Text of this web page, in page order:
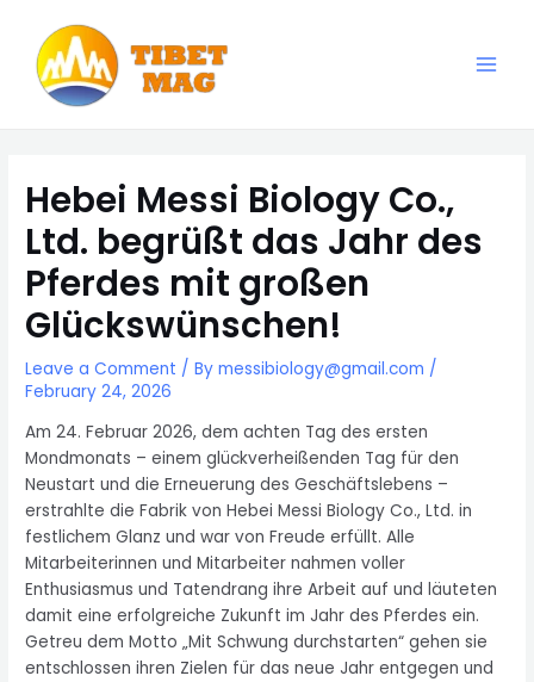
content
Hebei Messi Biology Co.,
Ltd. begrüßt das Jahr des
Pferdes mit großen
Glückswünschen!
Leave a Comment / Bymessibiology@gmail.com /
February 24, 2026
Am 24. Februar 2026, dem achten Tag des ersten
Mondmonats – einem glückverheißenden Tag für den
Neustart und die Erneuerung des Geschäftslebens –
erstrahlte die Fabrik von Hebei Messi Biology Co., Ltd. in
festlichem Glanz und war von Freude erfüllt. Alle
Mitarbeiterinnen und Mitarbeiter nahmen voller
Enthusiasmus und Tatendrang ihre Arbeit auf und läuteten
damit eine erfolgreiche Zukunft im Jahr des Pferdes ein.
Getreu dem Motto „Mit Schwung durchstarten“ gehen sie
entschlossen ihren Zielen für das neue Jahr entgegen und